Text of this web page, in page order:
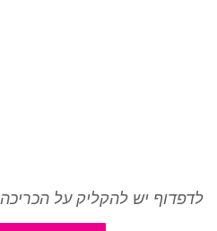
לדפדוף יש להקליק על הכריכה